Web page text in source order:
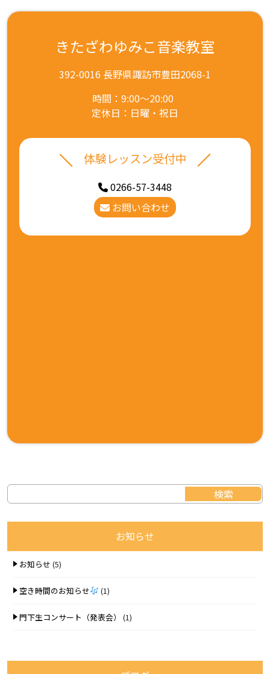
きたざわゆみこ音楽教室
392-0016 長野県諏訪市豊田2068-1
時間：9:00～20:00
定休日：日曜・祝日
体験レッスン受付中
0266-57-3448
お問い合わせ
お知らせ
お知らせ (5)
空き時間のお知らせ (1)
門下生コンサート（発表会） (1)